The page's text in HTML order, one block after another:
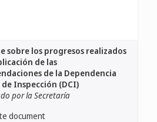
sobre los progresos realizados
de las
de la Dependencia
de Inspección (DCI)
por la Secretaría
document